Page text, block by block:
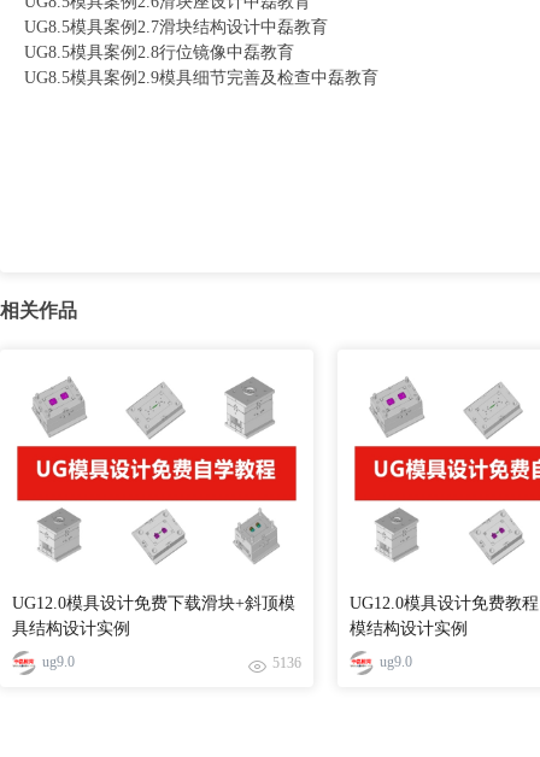
UG8.5模具案例2.7滑块结构设计中磊教育
UG8.5模具案例2.8行位镜像中磊教育
UG8.5模具案例2.9模具细节完善及检查中磊教育
相关作品
UG12.0模具设计免费下载滑块+斜顶模
具结构设计实例
ug9.0 5136
UG12.0模具设计免费教
模结构设计实例
ug9.0